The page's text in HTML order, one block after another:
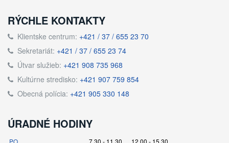
RÝCHLE KONTAKTY
Klientske centrum: +421 / 37 / 655 23 70
Sekretariát: +421 / 37 / 655 23 74
Útvar služieb: +421 908 735 968
Kultúrne stredisko: +421 907 759 854
Obecná polícia: +421 905 330 148
ÚRADNÉ HODINY
PO 7.30 - 11.30 12.00 - 15.30